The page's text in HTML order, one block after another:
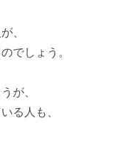
、
でしょう。
が、
る人も、